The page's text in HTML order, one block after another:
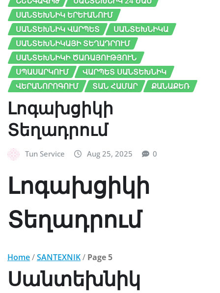
ՍԱՆՏԵԽՆԻԿ ԵՐԵՒԱՆՈՒՄ
ՍԱՆՏԵԽՆԻԿ ՎԱՐՊԵՏ
ՍԱՆՏԵԽՆԻԿԱ
ՍԱՆՏԵԽՆԻԿԱՅԻ ՏԵՂԱԴՐՈՒՄ
ՍԱՆՏԵԽՆԻԿԻ ԾԱՌԱՅՈՒԹՅՈՒՆ
ՍՊԱՍԱՐԿՈՒՄ
ՎԱՐՊԵՏ ՍԱՆՏԵԽՆԻԿ
ՎԵՐԱՆՈՐՈԳՈՒՄ
ՏԱՆ ՀԱՄԱՐ ՔԱՆԱՔԵՌ
Լոգախցիկի
Տեղադրում
Tun Service Aug 25, 2025 0
Լոգախցիկի
Տեղադրում
Home/SANTEXNIK/ Page 5
Սանտեխնիկ